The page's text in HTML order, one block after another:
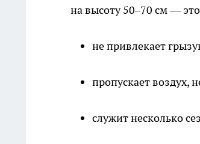
на высоту 50–70 см —
не привлекает
пропускает воздух,
служит несколько